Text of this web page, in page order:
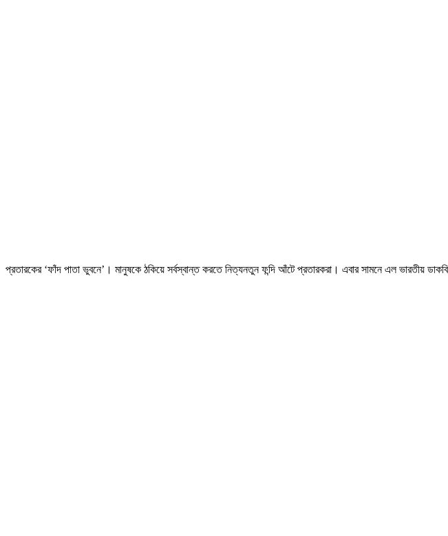
প্রতারকের ‘ফাঁদ পাতা ভুবনে’। মানুষকে ঠকিয়ে সর্বস্বান্ত করতে নিত্যনতুন ফন্দি আঁটে প্রতারকরা। এবার সামনে এল